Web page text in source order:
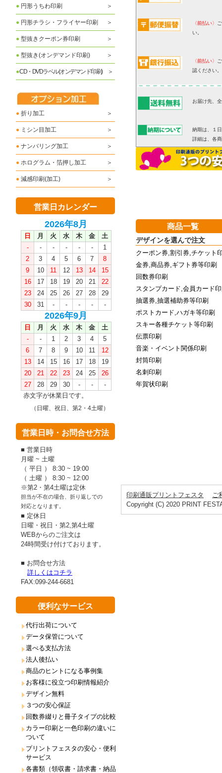
● 円形うちわ印刷
● 円形チラシ・フライヤー印刷
● 型抜きクーポン券印刷
● 型抜き(オンデマンド印刷)
●CD・DVDラベル(オンデマンド印刷)
● 折り加工
● ミシン目加工
● ナンバリング加工
● ホログラム・箔押し加工
● 減感印刷(加工)
営業日カレンダー
2026年8月
日 月 火 水 木 金
土
-
- - - - -
1
2
3 4 5 6 7
8
9
10 11 12 13 14
15
16
17 18 19 20 21
22
23
24 25 26 27 28
29
30
31 - - - - -
2026年9月
日 月 火 水 木 金
土
-
- 1 2 3 4
5
6
7 8 9 10 11
12
13
14 15 16 17 18
19
20
21 22 23 24 25
26
27
28 29 30 - -
-
赤文字が休業日です。
（日曜、祝日、第2・4土曜）
営業日時・お問合せ方法
■ 営業日時
月曜 ~ 土曜
（ 平日 ） 8:30 ~ 19:00
（ 土曜 ） 8:30 ~ 12:00
※第2・第4土曜は定休
担当が不在の場合、折り返しでの
対応となります。
■ 定休日
日曜・祝日・第2,第4土曜
WEBからのご注文は
24時間受け付けております。
■ お問合せ方法
詳しくはコチラ
FAX:099-244-6681
便利なサービス
代行出荷について
データ保管について
選べる支払方法
法人後払い
商品のヒントになる事例集
お客様に役立つ印刷情報紹介
デザイン無料
３つの安心保証
回数券綴りと冊子タイプの比較
カラー印刷と一色印刷の違いに
ついて
プリントフェスタの安心・便利
サービス
各書類（領収書・請求書・納品
〈前払い〉
い。
〈前払い〉
認ください。
お届け先、
納期は、１
詳細は、
商品一覧
デザインを選んで注文
クーポン券,割引券,チケット
金券,商品券,ギフト券等印刷
回数券印刷
スタンプカード,会員カード
抽選券,抽選補助券等印刷
ポストカード,ハガキ等印刷
スキー各種チケット等印刷
伝票印刷
音楽・イベント関係印刷
封筒印刷
名刺印刷
年賀状印刷
印刷通販プリントフェスタ
ご
Copyright (C) 2020 PRINT